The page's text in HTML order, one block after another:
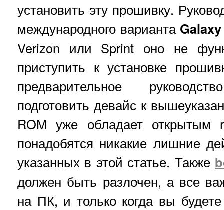
установить эту прошивку.
международного варианта
Verizon или Sprint оно не
приступить к установке
предварительное
подготовить девайс к
ROM уже обладает открытым
понадобятся никакие лишние
указанных в этой статье. Также
должен быть разлочен, а все
на ПК, и только когда вы